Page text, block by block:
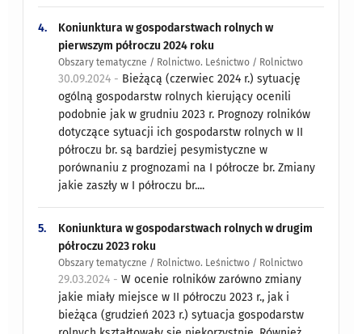
4.
Koniunktura w gospodarstwach rolnych w
pierwszym półroczu 2024 roku
Obszary tematyczne / Rolnictwo. Leśnictwo / Rolnictwo
30.09.2024 - Bieżącą (czerwiec 2024 r.) sytuację
ogólną gospodarstw rolnych kierujący ocenili
podobnie jak w grudniu 2023 r. Prognozy rolników
dotyczące sytuacji ich gospodarstw rolnych w II
półroczu br. są bardziej pesymistyczne w
porównaniu z prognozami na I półrocze br. Zmiany
jakie zaszły w I półroczu br....
5.
Koniunktura w gospodarstwach rolnych w drugim
półroczu 2023 roku
Obszary tematyczne / Rolnictwo. Leśnictwo / Rolnictwo
29.03.2024 -W ocenie rolników zarówno zmiany
jakie miały miejsce w II półroczu 2023 r., jak i
bieżąca (grudzień 2023 r.) sytuacja gospodarstw